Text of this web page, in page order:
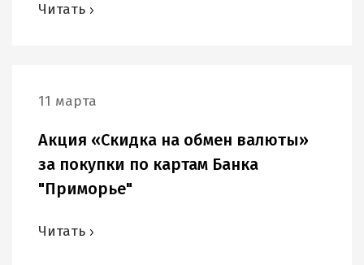
Читать
11 марта
Акция «Скидка на обмен валюты»
за покупки по картам Банка
"Приморье"
Читать